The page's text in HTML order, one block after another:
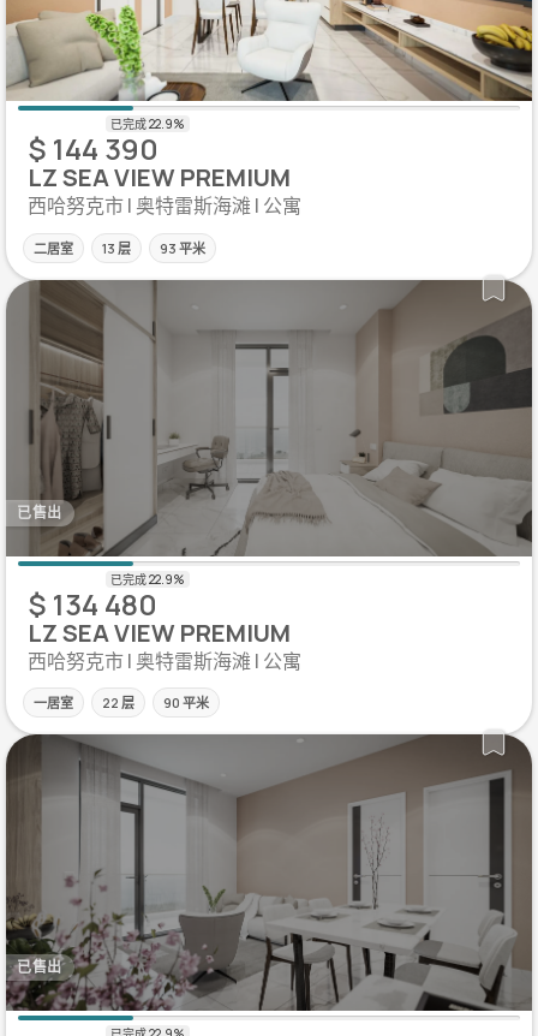
$ 144 390
LZ SEA VIEW PREMIUM
西哈努克市 | 奥特雷斯海滩 | 公寓
二居室 13 层 93 平米
已售出
$ 134 480
LZ SEA VIEW PREMIUM
西哈努克市 | 奥特雷斯海滩 | 公寓
一居室 22 层 90 平米
已售出